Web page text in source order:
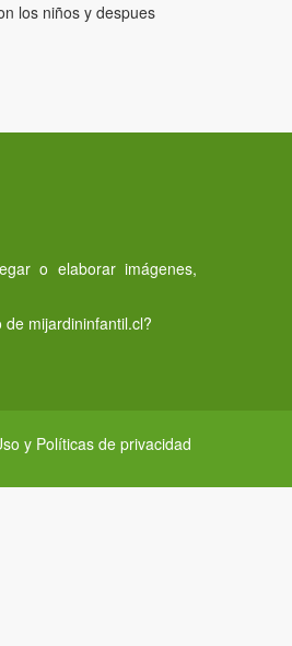
los niños y despues
o elaborar imágenes,
mijardininfantil.cl?
y Políticas de privacidad